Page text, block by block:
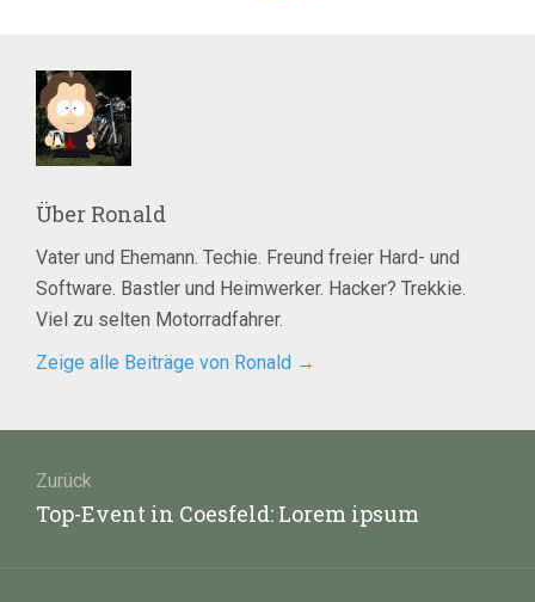
Über Ronald
Vater und Ehemann. Techie. Freund freier Hard- und
Software. Bastler und Heimwerker. Hacker? Trekkie.
Viel zu selten Motorradfahrer.
Zeige alle Beiträge von Ronald →
Zurück
Vorheriger
Top-Event in Coesfeld: Lorem ipsum